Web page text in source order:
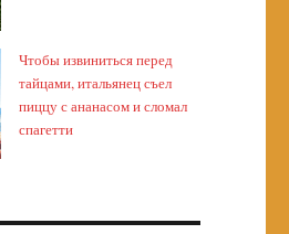
Чтобы извиниться перед
тайцами, итальянец съел
пиццу с ананасом и сломал
спагетти